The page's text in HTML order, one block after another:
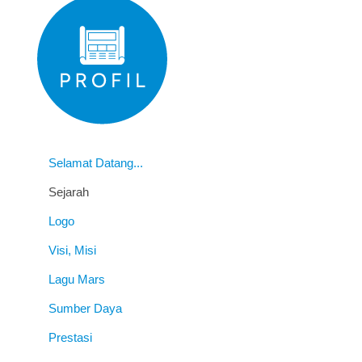
Selamat Datang...
Sejarah
Logo
Visi, Misi
Lagu Mars
Sumber Daya
Prestasi